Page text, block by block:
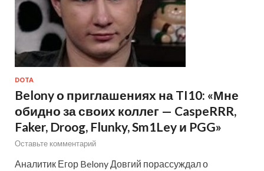
DOTA
Belony о приглашениях на TI10: «Мне
обидно за своих коллег — CaspeRRR,
Faker, Droog, Flunky, Sm1Ley и PGG»
Оставьте комментарий
Аналитик Егор Belony Довгий порассуждал о